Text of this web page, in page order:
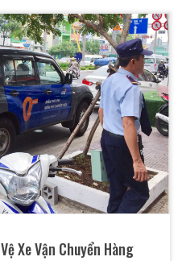
Xe Vận Chuyển Hàng